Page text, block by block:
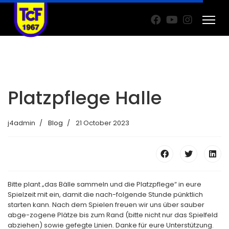
Platzpflege Halle
j4admin Blog 21 October 2023
Bitte plant „das Bälle sammeln und die Platzpflege“ in eure
Spielzeit mit ein, damit die nach-folgende Stunde pünktlich
starten kann. Nach dem Spielen freuen wir uns über sauber
abge-zogene Plätze bis zum Rand (bitte nicht nur das Spielfeld
abziehen) sowie gefegte Linien. Danke für eure Unterstützung.